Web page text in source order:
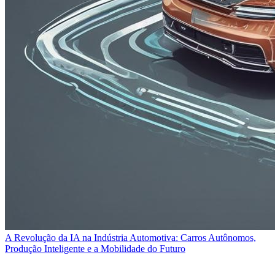
A Revolução da IA na Indústria Automotiva: Carros Autônomos,
Produção Inteligente e a Mobilidade do Futuro